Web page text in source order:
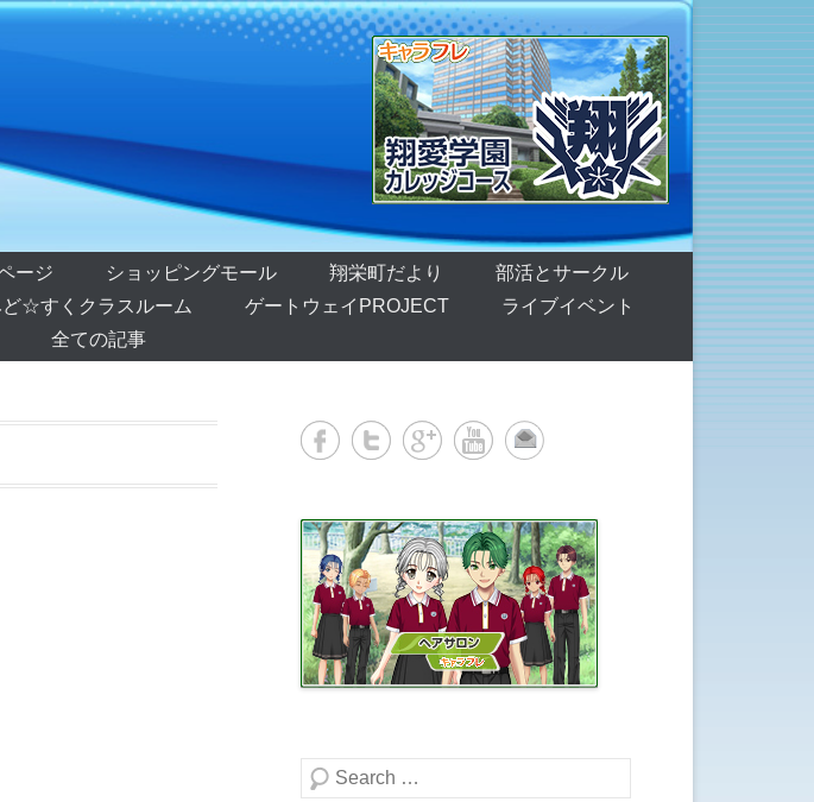
ージ ショッピングモール 翔栄町だより
部活とサークル
☆すくクラスルーム ゲートウェイPROJECT
ライブイベント
全ての記事
検索する